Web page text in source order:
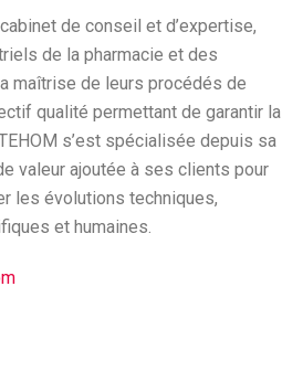
de conseil et d’expertise,
de la pharmacie et des
maîtrise de leurs procédés de
qualité permettant de garantir la
s’est spécialisée depuis sa
valeur ajoutée à ses clients pour
les évolutions techniques,
et humaines.